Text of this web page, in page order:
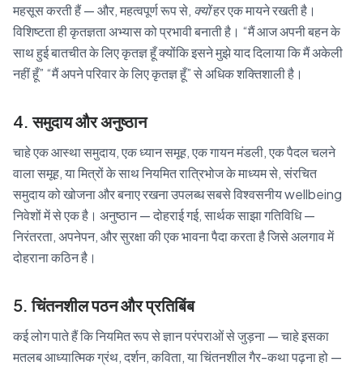
महसूस करती हैं — और, महत्वपूर्ण रूप से, क्योंहर एक मायने रखती है।
विशिष्टता ही कृतज्ञता अभ्यास को प्रभावी बनाती है। “मैं आज अपनी बहन के
साथ हुई बातचीत के लिए कृतज्ञ हूँ क्योंकि इसने मुझे याद दिलाया कि मैं अकेली
नहीं हूँ” “मैं अपने परिवार के लिए कृतज्ञ हूँ” से अधिक शक्तिशाली है।
4. समुदाय और अनुष्ठान
चाहे एक आस्था समुदाय, एक ध्यान समूह, एक गायन मंडली, एक पैदल चलने
वाला समूह, या मित्रों के साथ नियमित रात्रिभोज के माध्यम से, संरचित
समुदाय को खोजना और बनाए रखना उपलब्ध सबसे विश्वसनीय wellbeing
निवेशों में से एक है। अनुष्ठान — दोहराई गई, सार्थक साझा गतिविधि —
निरंतरता, अपनेपन, और सुरक्षा की एक भावना पैदा करता है जिसे अलगाव में
दोहराना कठिन है।
5. चिंतनशील पठन और प्रतिबिंब
कई लोग पाते हैं कि नियमित रूप से ज्ञान परंपराओं से जुड़ना — चाहे इसका
मतलब आध्यात्मिक ग्रंथ, दर्शन, कविता, या चिंतनशील गैर-कथा पढ़ना हो —